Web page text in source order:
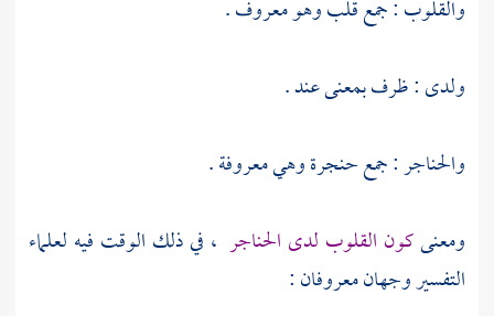
والقلوب : جمع قلب وهو معروف .
ولدى : ظرف بمعنى عند .
والحناجر : جمع حنجرة وهي معروفة .
ومعنىكون القلوب لدى الحناجر ، في ذلك الوقت فيه لعلماء
التفسير وجهان معروفان :